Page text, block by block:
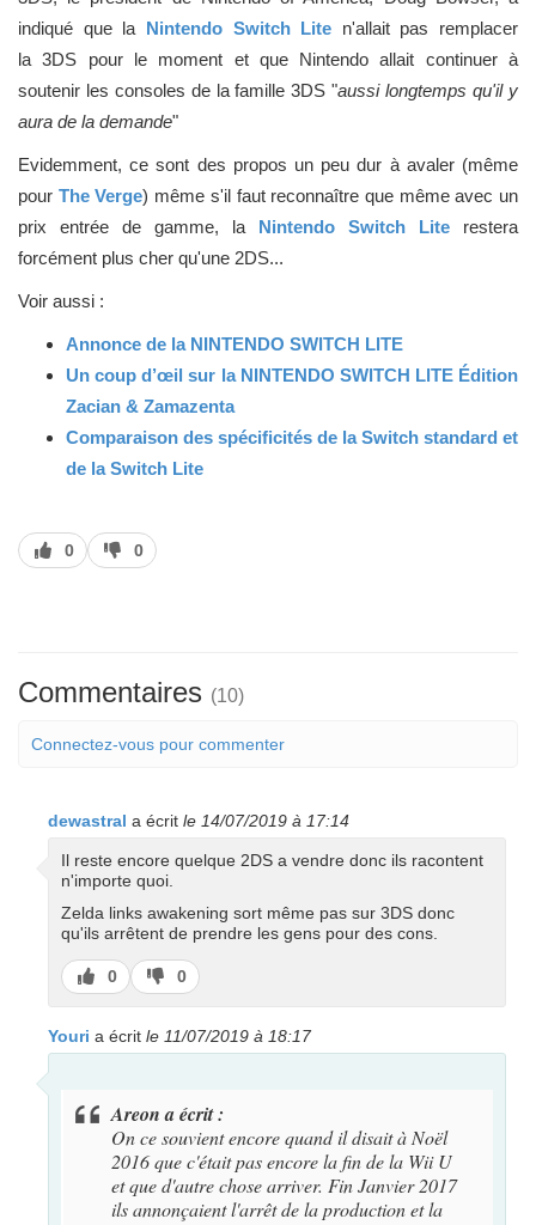
indiqué que la Nintendo Switch Lite n'allait pas remplacer
la 3DS pour le moment et que Nintendo allait continuer à
soutenir les consoles de la famille 3DS "aussi longtemps qu'il y
aura de la demande"
Evidemment, ce sont des propos un peu dur à avaler (même
pour The Verge) même s'il faut reconnaître que même avec un
prix entrée de gamme, la Nintendo Switch Lite
restera
forcément plus cher qu'une 2DS...
Voir aussi :
Annonce de la NINTENDO SWlTCH LlTE
Un coup d’œil sur la NINTENDO SWlTCH LlTE Édition
Zacian & Zamazenta
Comparaison des spécificités de la Switch standard et
de la Switch Lite
J’aime
0
J’aime
pas
0
Commentaires (10)
Connectez-vous pour commenter
dewastral a écrit le 14/07/2019 à 17:14
Il reste encore quelque 2DS a vendre donc ils racontent
n'importe quoi.
Zelda links awakening sort même pas sur 3DS donc
qu'ils arrêtent de prendre les gens pour des cons.
J’aime
0
J’aime
pas
0
Youri a écrit le 11/07/2019 à 18:17
Areon a écrit :
On ce souvient encore quand il disait à Noël
2016 que c'était pas encore la fin de la Wii U
et que d'autre chose arriver. Fin Janvier 2017
ils annonçaient l'arrêt de la production et la